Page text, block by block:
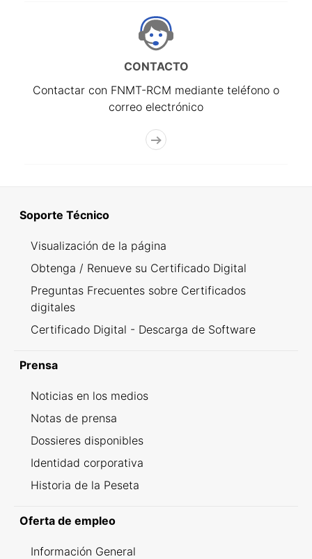
CONTACTO
Contactar con FNMT-RCM mediante teléfono o
correo electrónico
Soporte Técnico
Visualización de la página
Obtenga / Renueve su Certificado Digital
Preguntas Frecuentes sobre Certificados
digitales
Certificado Digital - Descarga de Software
Prensa
Noticias en los medios
Notas de prensa
Dossieres disponibles
Identidad corporativa
Historia de la Peseta
Oferta de empleo
Información General